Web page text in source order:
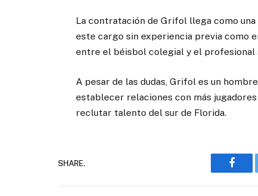
La contratación de Grifol llega como
este cargo sin experiencia previa como
entre el béisbol colegial y el
A pesar de las dudas, Grifol es un
establecer relaciones con más
reclutar talento del sur de Florida.
SHARE.